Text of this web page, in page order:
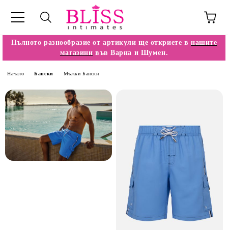
Пълното разнообразие от артикули ще откриете в нашите
магазини във Варна и Шумен.
Начало Бански Мъжки Бански